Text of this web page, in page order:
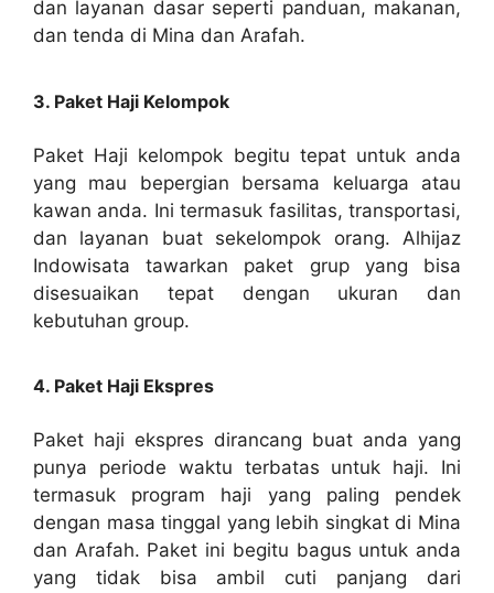
dan layanan dasar seperti panduan, makanan,
dan tenda di Mina dan Arafah.
3. Paket Haji Kelompok
Paket Haji kelompok begitu tepat untuk anda
yang mau bepergian bersama keluarga atau
kawan anda. Ini termasuk fasilitas, transportasi,
dan layanan buat sekelompok orang. Alhijaz
Indowisata tawarkan paket grup yang bisa
disesuaikan tepat dengan ukuran dan
kebutuhan group.
4. Paket Haji Ekspres
Paket haji ekspres dirancang buat anda yang
punya periode waktu terbatas untuk haji. Ini
termasuk program haji yang paling pendek
dengan masa tinggal yang lebih singkat di Mina
dan Arafah. Paket ini begitu bagus untuk anda
yang tidak bisa ambil cuti panjang dari